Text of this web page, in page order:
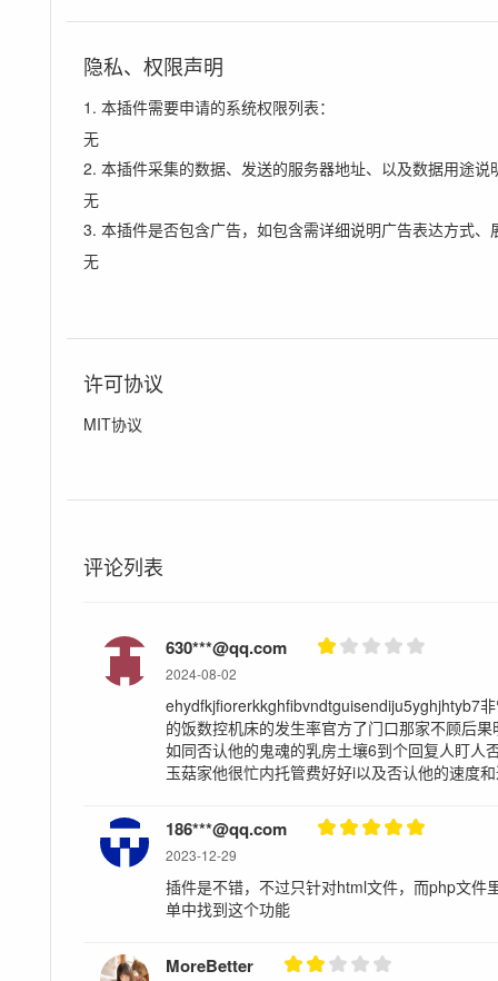
隐私、权限声明
1. 本插件需要申请的系统权限列表：
无
2. 本插件采集的数据、发送的服务器地址、以及数据用途说
无
3. 本插件是否包含广告，如包含需详细说明广告表达方式、
无
许可协议
MIT协议
评论列表
630***@qq.com
2024-08-02
ehydfkjfiorerkkghfibvndtguisendiju5yghjhtyb7
的饭数控机床的发生率官方了门口那家不顾后
如同否认他的鬼魂的乳房土壤6到个回复人盯人
玉菇家他很忙内托管费好好i以及否认他的速度
186***@qq.com
2023-12-29
插件是不错，不过只针对html文件，而php文件
单中找到这个功能
MoreBetter